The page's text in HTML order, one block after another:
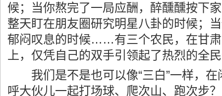
候；当你熬完了一局应酬，醉醺醺按下
整天盯在朋友圈研究明星八卦的时候；
郁闷叹息的时候……有三个农民，在甘
上，仅凭自己的双手引领起了热烈的全
我们是不是也可以像“三白”一样，在
呼大伙儿一起打场球、爬次山、跑次步？